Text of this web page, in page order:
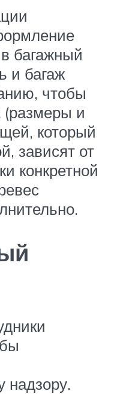
багажный
и багаж
чтобы
(размеры и
который
зависят от
конкретной
надзору.